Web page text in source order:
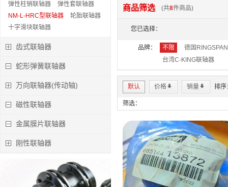
弹性柱销联轴器
弹性套联轴器
NM-L-HRC型联轴器
轮胎联轴器
十字滑块联轴器
齿式联轴器
蛇形弹簧联轴器
万向联轴器(传动轴)
磁性联轴器
金属膜片联轴器
刚性联轴器
商品筛选 (共8件商品)
您已选择：
品牌： 不限
德国
台湾C-KING联轴器
默认 价格* 销量* 排序
筛选：